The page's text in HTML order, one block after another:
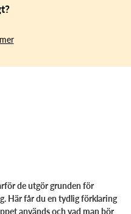
de utgör grunden för
Här får du en tydlig förklaring
används och vad man bör